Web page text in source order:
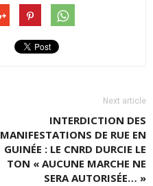
Next article
INTERDICTION DES
MANIFESTATIONS DE RUE EN
GUINÉE : LE CNRD DURCIE LE
TON « AUCUNE MARCHE NE
SERA AUTORISÉE… »